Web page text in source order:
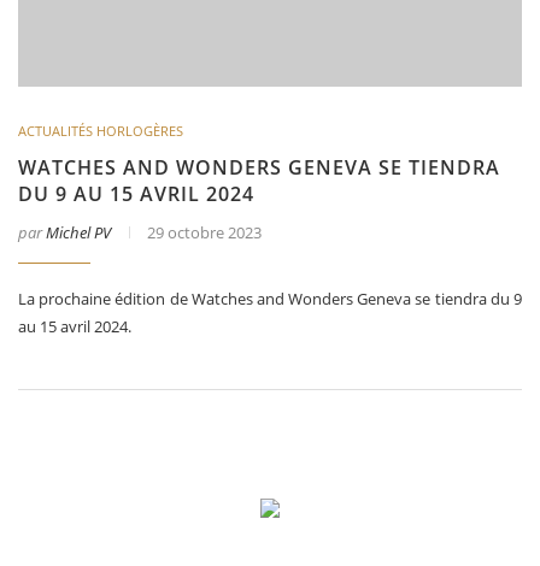
ACTUALITÉS HORLOGÈRES
WATCHES AND WONDERS GENEVA SE TIENDRA
DU 9 AU 15 AVRIL 2024
parMichel PV 29 octobre 2023
La prochaine édition de Watches and Wonders Geneva se tiendra du 9
au 15 avril 2024.